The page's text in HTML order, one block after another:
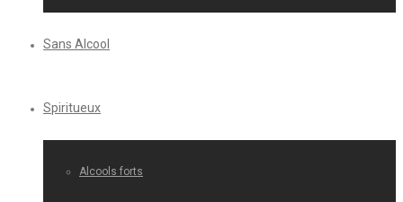
Sans Alcool
Spiritueux
Alcools forts